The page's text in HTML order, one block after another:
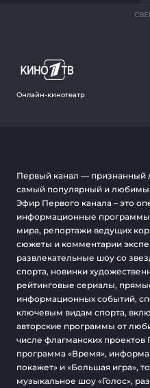
Онлайн-кинотеатр
Первый канал — признанный
самый популярный и
Эфир Первого канала – это
информационные программы
мира, репортажи ведущих
сюжеты и комментарии
развлекательные шоу со
спорта, новинки
рейтинговые сериалы,
информационных событий,
ключевым видам спорта,
авторские программы от
числе флагманских
программа «Время»,
покажет» и «Большая игра»,
музыкальное шоу «Голос»,